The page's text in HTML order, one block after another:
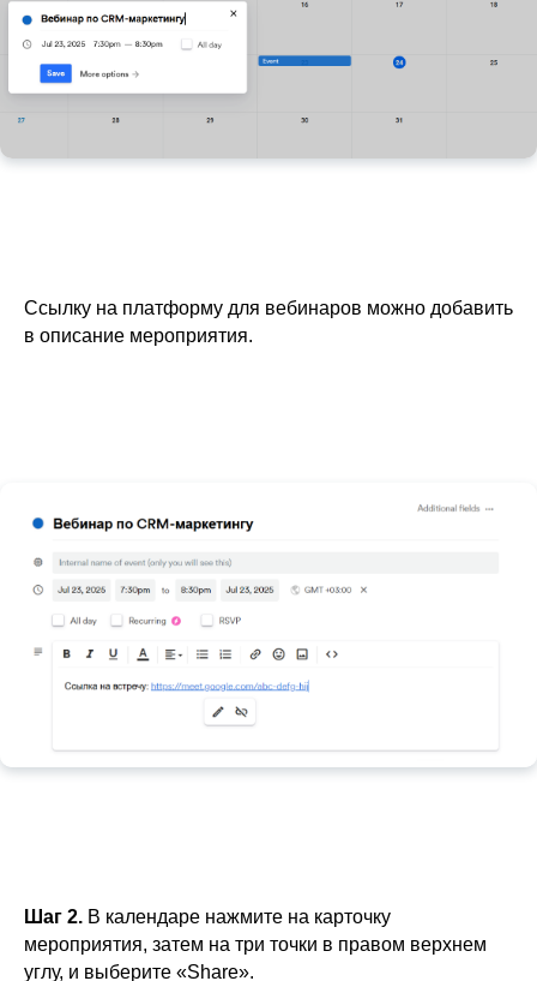
Ссылку на платформу для вебинаров можно добавить
в описание мероприятия.
Шаг 2. В календаре нажмите на карточку
мероприятия, затем на три точки в правом верхнем
углу, и выберите «Share».